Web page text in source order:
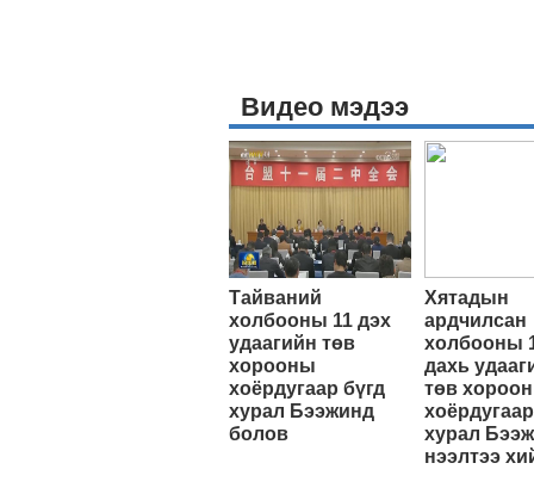
Видео мэдээ
Тайваний
холбооны 11 дэх
удаагийн төв
хорооны
хоёрдугаар бүгд
хурал Бээжинд
болов
Хятадын
ардчилсан
холбооны
дахь
төв
хурал
нээлтээ